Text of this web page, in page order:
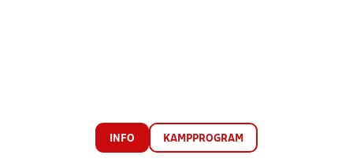
INFO KAMPPROGRAM